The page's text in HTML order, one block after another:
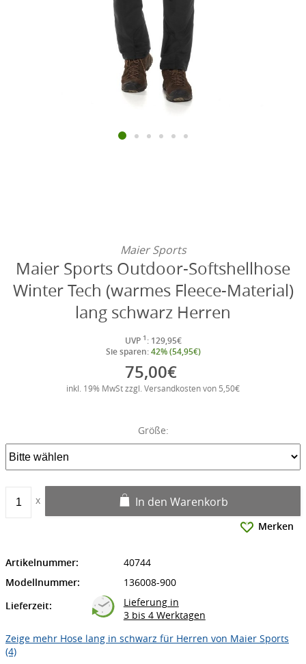
Maier Sports
Maier Sports Outdoor-Softshellhose
Winter Tech (warmes Fleece-Material)
lang schwarz Herren
UVP 1 : 129,95€
Sie sparen:42% (54,95€)
75,00€
inkl. 19% MwSt zzgl. Versandkosten von 5,50€
Größe:
In den Warenkorb
Merken
Artikelnummer:
40744
Modellnummer:
136008-900
Lieferzeit:
Lieferung in
3 bis 4 Werktagen
Zeige mehr Hose lang in schwarz für Herren von Maier Sports
(4)